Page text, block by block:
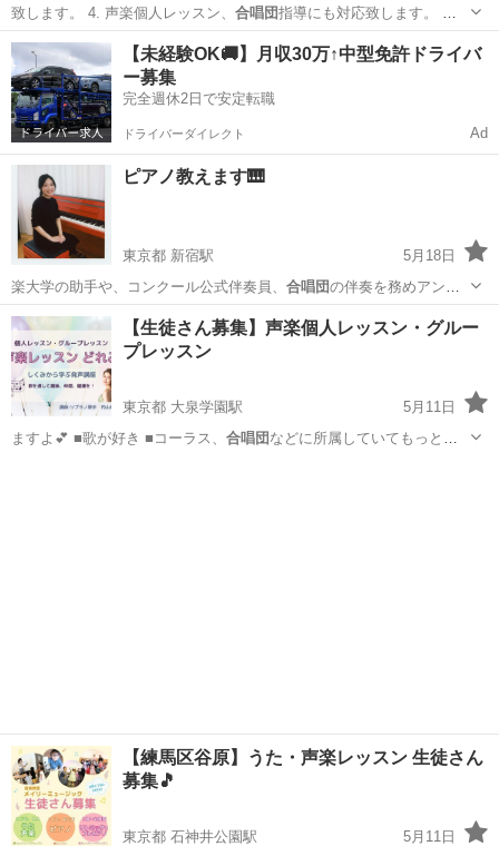
致します。 4. 声楽個人レッスン、 合唱団指導にも対応致します。 先
ずは、3…
千葉 匝瑳市 ピアノ レッスン
【未経験OK🚚】月収30万↑中型免許ドライバ
ー募集
完全週休2日で安定転職
ドライバーダイレクト Ad
ピアノ教えます🎹
東京都 新宿駅
5月18日
楽大学の助手や、コンクール公式伴奏員、 合唱団の伴奏を務めアンサ
ンブル活動にも力を入…
東京 千代田区 新宿駅 ピアノ 桐朋学園大学
【生徒さん募集】声楽個人レッスン・グルー
プレッスン
東京都 大泉学園駅
5月11日
ますよ💕 ■歌が好き ■コーラス、 合唱団などに所属していてもっと上
【練馬区谷原】うた・声楽レッスン 生徒さん
募集🎵
東京都 石神井公園駅
5月11日